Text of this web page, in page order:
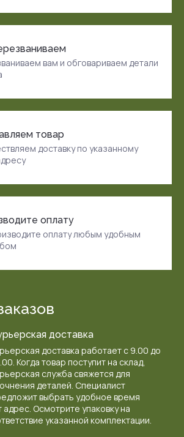
вам и обговариваем детали
товар
доставку по указанному
оплату
оплату любым удобным
доставка
доставка работает с 9.00 до
Когда товар поступит на склад,
служба свяжется для
деталей. Специалист
выбрать удобное время
адрес. Осмотрите упаковку на
указанной комплектации.